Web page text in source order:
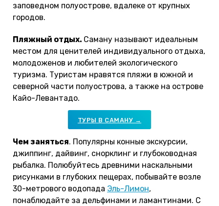
заповедном полуострове, вдалеке от крупных
городов.
Пляжный отдых. Саману называют идеальным
местом для ценителей индивидуального отдыха,
молодоженов и любителей экологического
туризма. Туристам нравятся пляжи в южной и
северной части полуострова, а также на острове
Кайо-Левантадо.
ТУРЫ В САМАНУ →
Чем заняться. Популярны конные экскурсии,
джиппинг, дайвинг, снорклинг и глубоководная
рыбалка. Полюбуйтесь древними наскальными
рисунками в глубоких пещерах, побывайте возле
30-метрового водопада Эль-Лимон,
понаблюдайте за дельфинами и ламантинами. С